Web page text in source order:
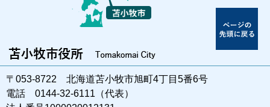
〒053-8722 北海道苫小牧市旭町4丁目5番6号
電話 0144-32-6111（代表）